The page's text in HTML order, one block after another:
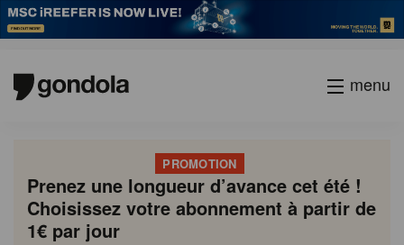
menu
PROMOTION
Prenez une longueur d’avance cet été !
Choisissez votre abonnement à partir de
1€ par jour